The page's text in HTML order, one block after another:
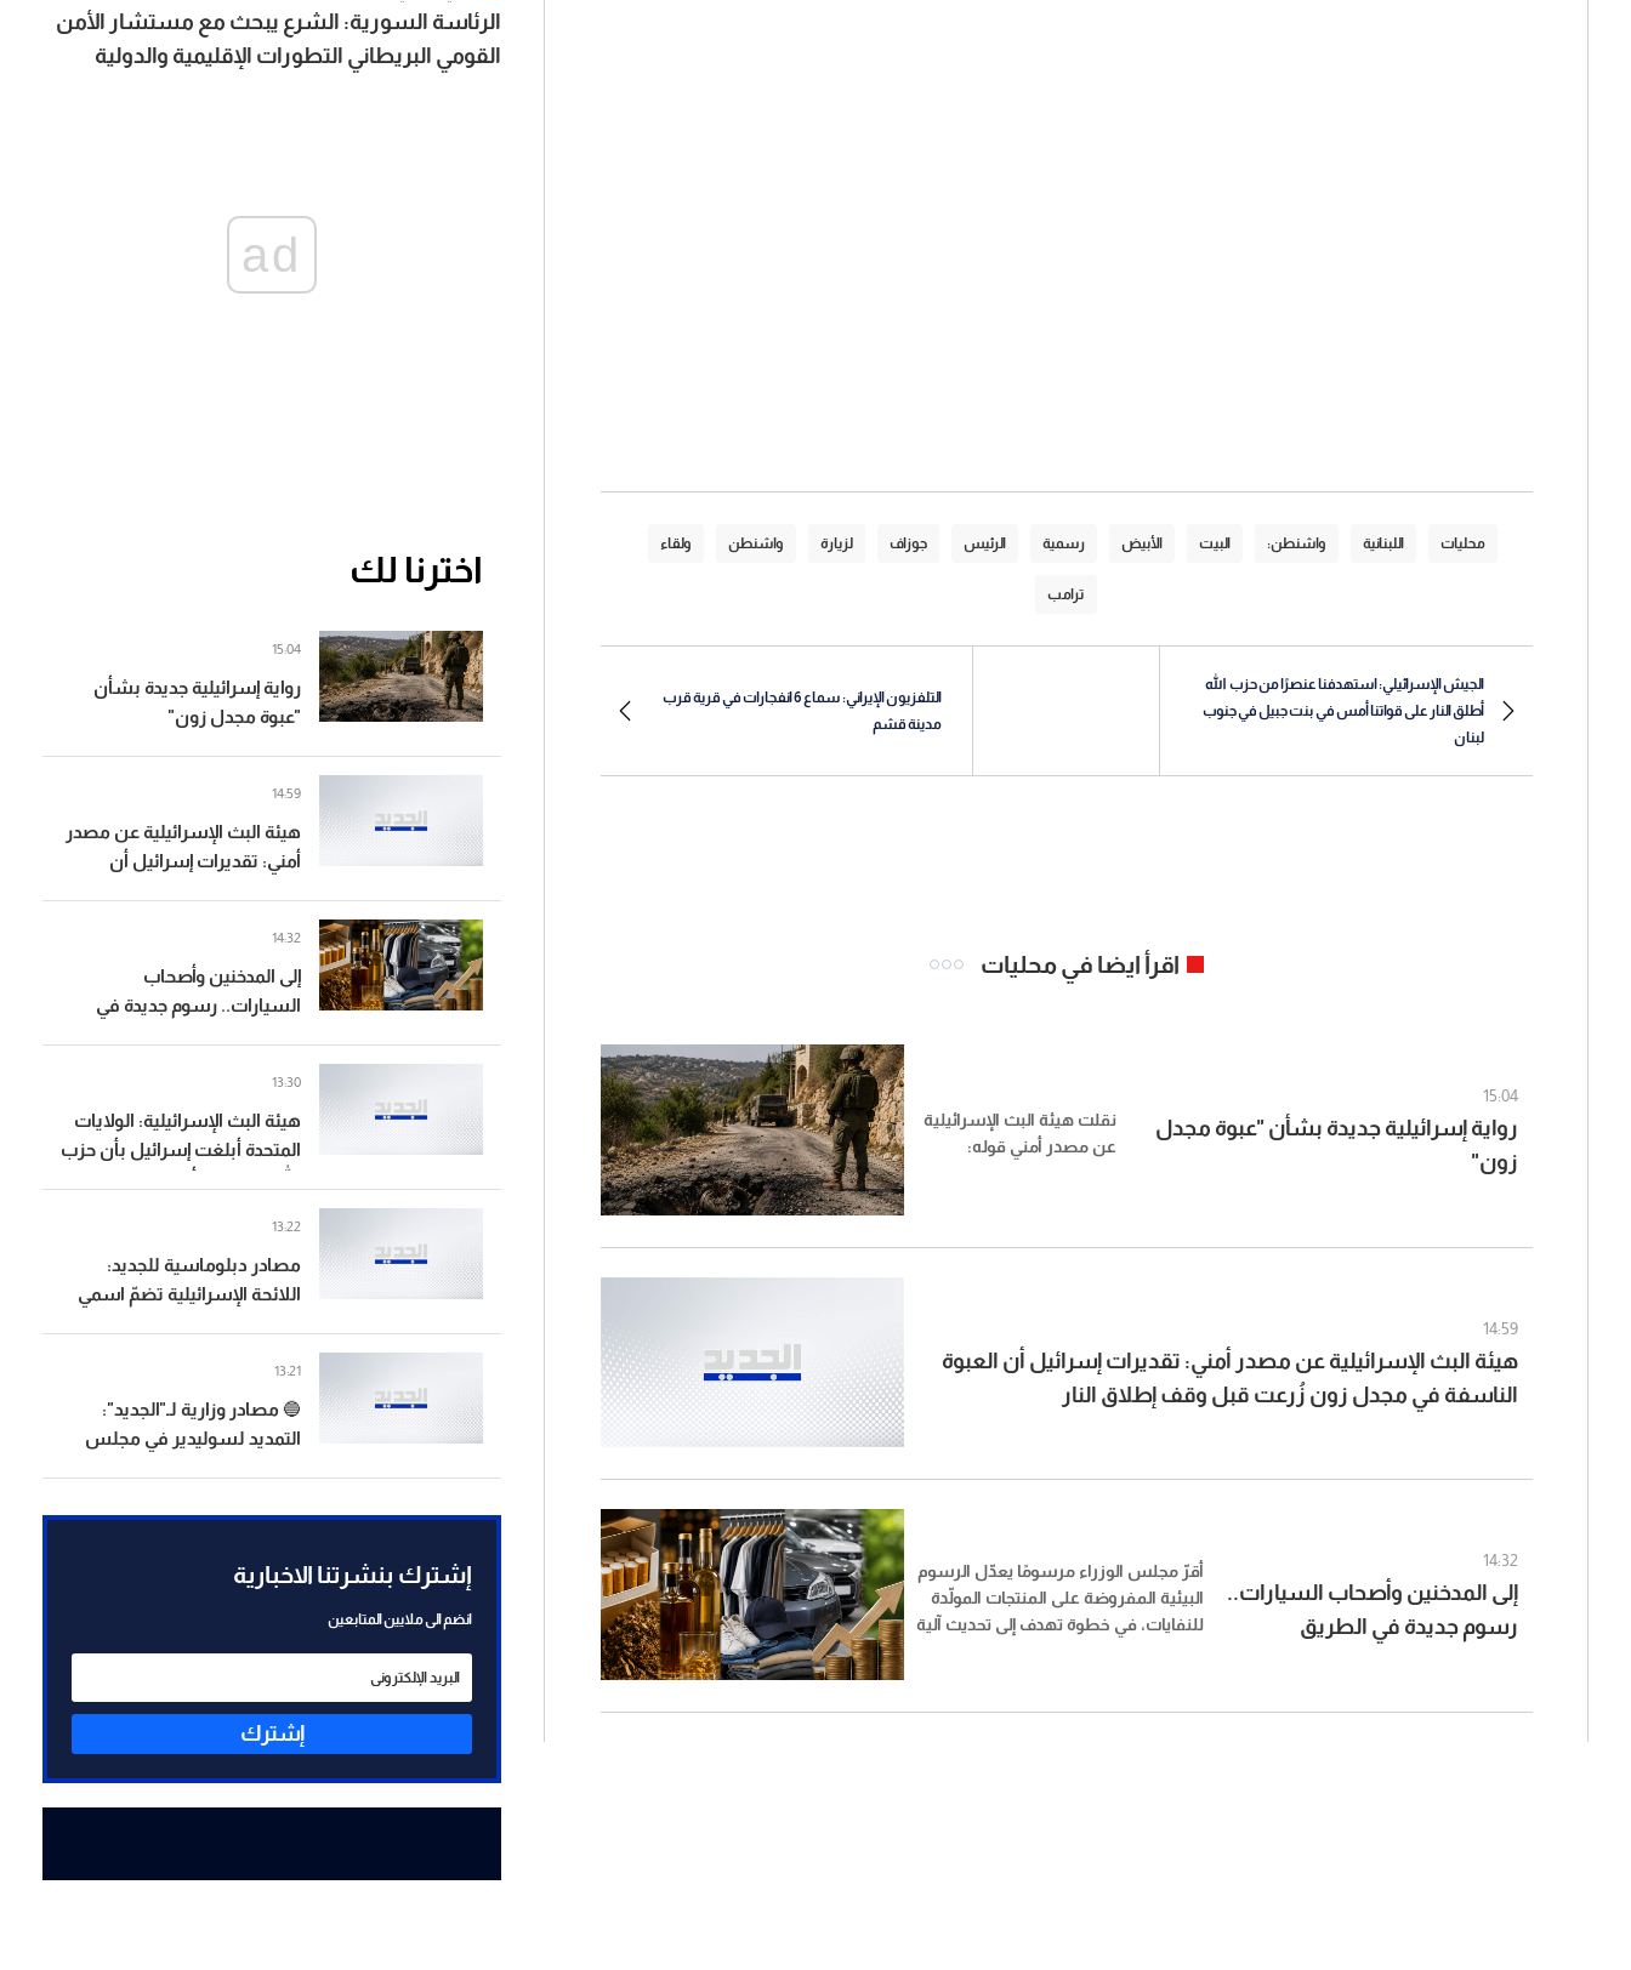
محليات اللبنانية واشنطن: البيت الأبيض رسمية الرئيس جوزاف لزيارة واشنطن ولقاء
ترامب
الجيش الإسرائيلي: استهدفنا عنصرًا من حزب الله
أطلق النار على قواتنا أمس في بنت جبيل في جنوب
لبنان
التلفزيون الإيراني: سماع 6 انفجارات في قرية قرب
مدينة قشم
اقرأ ايضا في محليات
15:04
رواية إسرائيلية جديدة بشأن "عبوة مجدل
زون"
نقلت هيئة البث الإسرائيلية
عن مصدر أمني قوله:
14:59
هيئة البث الإسرائيلية عن مصدر أمني: تقديرات إسرائيل أن العبوة
الناسفة في مجدل زون زُرعت قبل وقف إطلاق النار
14:32
إلى المدخنين وأصحاب السيارات..
رسوم جديدة في الطريق
أقرّ مجلس الوزراء مرسومًا يعدّل الرسوم
البيئية المفروضة على المنتجات المولّدة
للنفايات، في خطوة تهدف إلى تحديث آلية
الرئاسة السورية: الشرع يبحث مع مستشار الأمن
القومي البريطاني التطورات الإقليمية والدولية
ad
اخترنا لك
رواية إسرائيلية جديدة بشأن
"عبوة مجدل زون"
15:04
هيئة البث الإسرائيلية عن مصدر
أمني: تقديرات إسرائيل أن
14:59
إلى المدخنين وأصحاب
السيارات.. رسوم جديدة في
14:32
هيئة البث الإسرائيلية: الولايات
المتحدة أبلغت إسرائيل بأن حزب
13:30
مصادر دبلوماسية للجديد:
اللائحة الإسرائيلية تضمّ اسمي
أن حزب الله خطفهما عامي
1982 و1985
13:22
🔵 مصادر وزارية لـ"الجديد":
التمديد لسوليدير في مجلس
المكلفة بها سوليدير بانتظار
اللجنة وعلى أساسه يتخذ القرار
13:21
إشترك بنشرتنا الاخبارية
انضم الى ملايين المتابعين
إشترك